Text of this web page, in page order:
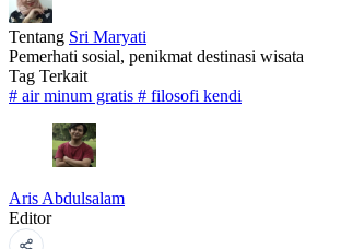
Tentang Sri Maryati
Pemerhati sosial, penikmat destinasi wisata
Tag Terkait
# air minum gratis # filosofi kendi
Aris Abdulsalam
Editor